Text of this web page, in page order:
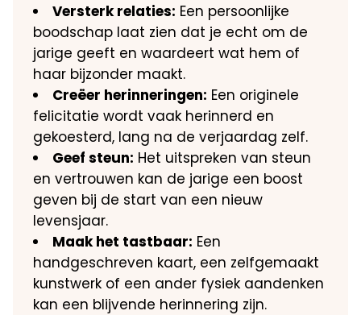
Versterk relaties: Een persoonlijke
boodschap laat zien dat je echt om de
jarige geeft en waardeert wat hem of
haar bijzonder maakt.​
Creëer herinneringen: Een originele
felicitatie wordt vaak herinnerd en
gekoesterd, lang na de verjaardag zelf.​
Geef steun: Het uitspreken van steun
en vertrouwen kan de jarige een boost
geven bij de start van een nieuw
levensjaar.​
Maak het tastbaar: Een
handgeschreven kaart, een zelfgemaakt
kunstwerk of een ander fysiek aandenken
kan een blijvende herinnering zijn.​